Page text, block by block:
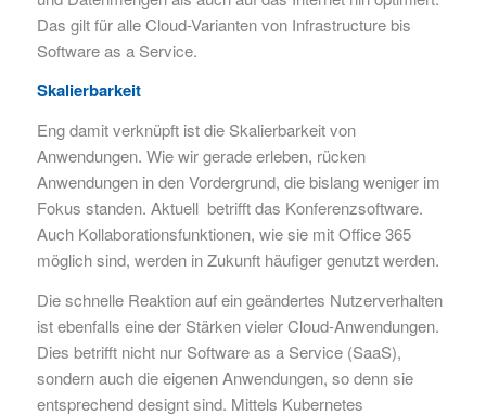
Das gilt für alle Cloud-Varianten von Infrastructure bis
Software as a Service.
Skalierbarkeit
Eng damit verknüpft ist die Skalierbarkeit von
Anwendungen. Wie wir gerade erleben, rücken
Anwendungen in den Vordergrund, die bislang weniger im
Fokus standen. Aktuell betrifft das Konferenzsoftware.
Auch Kollaborationsfunktionen, wie sie mit Office 365
möglich sind, werden in Zukunft häufiger genutzt werden.
Die schnelle Reaktion auf ein geändertes Nutzerverhalten
ist ebenfalls eine der Stärken vieler Cloud-Anwendungen.
Dies betrifft nicht nur Software as a Service (SaaS),
sondern auch die eigenen Anwendungen, so denn sie
entsprechend designt sind. Mittels Kubernetes